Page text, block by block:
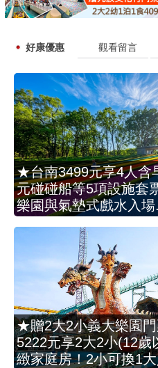
好康優惠 觀看留言
★台南3499元享4人含
元碰碰船等5項設施套
樂園與氣墊式戲水入場
★贈2大2小義大樂園
5222元享2大2小(12歲
緻家庭房！2小可換1